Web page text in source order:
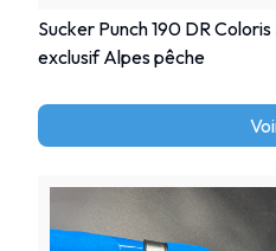
Sucker Punch 190 DR
exclusif Alpes pêche